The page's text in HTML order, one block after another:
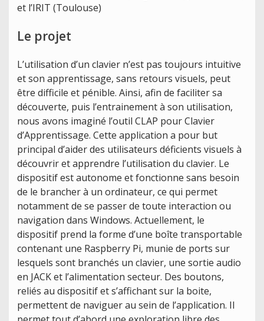
et l’IRIT (Toulouse)
Le projet
L’utilisation d’un clavier n’est pas toujours intuitive
et son apprentissage, sans retours visuels, peut
être difficile et pénible. Ainsi, afin de faciliter sa
découverte, puis l’entrainement à son utilisation,
nous avons imaginé l’outil CLAP pour Clavier
d’Apprentissage. Cette application a pour but
principal d’aider des utilisateurs déficients visuels à
découvrir et apprendre l’utilisation du clavier. Le
dispositif est autonome et fonctionne sans besoin
de le brancher à un ordinateur, ce qui permet
notamment de se passer de toute interaction ou
navigation dans Windows. Actuellement, le
dispositif prend la forme d’une boîte transportable
contenant une Raspberry Pi, munie de ports sur
lesquels sont branchés un clavier, une sortie audio
en JACK et l’alimentation secteur. Des boutons,
reliés au dispositif et s’affichant sur la boite,
permettent de naviguer au sein de l’application. Il